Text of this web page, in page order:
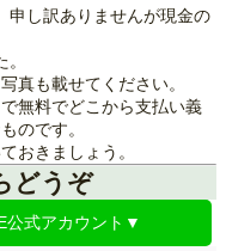
申し訳ありませんが現金の
真も載せてください。
無料でどこから支払い義
のです。
おきましょう。
どうぞ
公式アカウント▼